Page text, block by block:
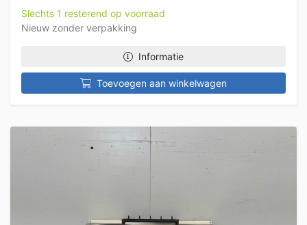
Slechts 1 resterend op voorraad
Nieuw zonder verpakking
Informatie
Toevoegen aan winkelwagen